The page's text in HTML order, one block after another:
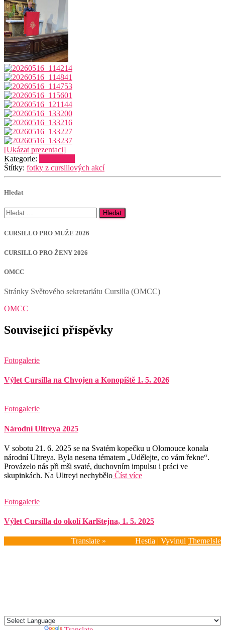
[Ukázat prezentaci]
Kategorie:
Štítky: fotky z cursillových akcí
Hledat
Vyhledávání
CURSILLO PRO MUŽE 2026
CURSILLO PRO ŽENY 2026
OMCC
Stránky Světového sekretariátu Cursilla (OMCC)
OMCC
Související příspěvky
Fotogalerie
Výlet Cursilla na Chvojen a Konopiště 1. 5. 2026
Fotogalerie
Národní Ultreya 2025
V sobotu 21. 6. 2025 se na Svatém kopečku u Olomouce konala
národní Ultreya. Byla nesena tématem „Udělejte, co vám řekne“.
Provázelo nás při mši svaté, duchovním impulsu i práci ve
skupinkách. Na Ultreyi nechybělo Číst více
Fotogalerie
Výlet Cursilla do okolí Karlštejna, 1. 5. 2025
Hestia | Vyvinul ThemeIsle
Translate »